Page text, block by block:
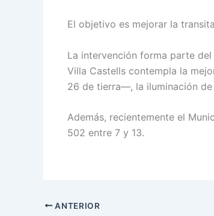
El objetivo es mejorar la
La intervención forma parte
Villa Castells contempla la
26 de tierra—, la iluminación
Además, recientemente el
502 entre 7 y 13.
ANTERIOR